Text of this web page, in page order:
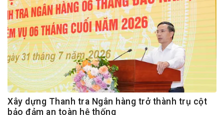
Xây dựng Thanh tra Ngân hàng trở thành trụ cột
bảo đảm an toàn hệ thống